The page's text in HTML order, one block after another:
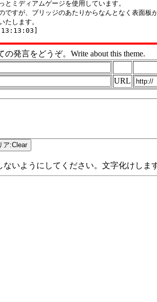
とミディアムゲージを使用しています。
ですが、ブリッジのあたりからなんとなく表面
たします。
発言をどうぞ。Write about this theme.
URL
ないようにしてください。文字化けしま